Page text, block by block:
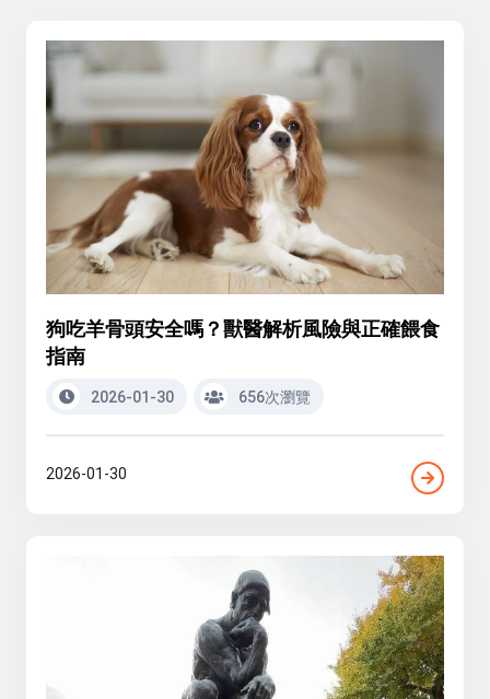
狗吃羊骨頭安全嗎？獸醫解析風險與正確餵食
指南
2026-01-30 656次瀏覽
2026-01-30